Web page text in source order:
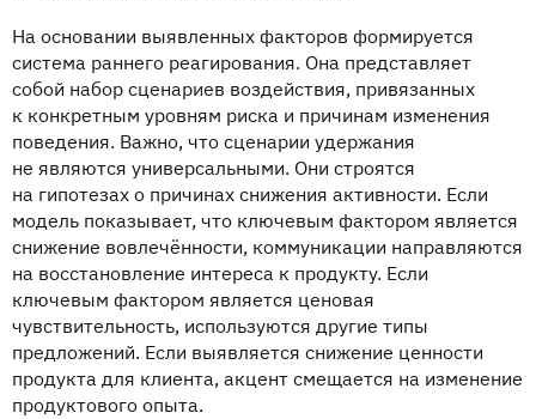
На основании выявленных факторов формируется
система раннего реагирования. Она представляет
собой набор сценариев воздействия, привязанных
к конкретным уровням риска и причинам изменения
поведения. Важно, что сценарии удержания
не являются универсальными. Они строятся
на гипотезах о причинах снижения активности. Если
модель показывает, что ключевым фактором является
снижение вовлечённости, коммуникации направляются
на восстановление интереса к продукту. Если
ключевым фактором является ценовая
чувствительность, используются другие типы
предложений. Если выявляется снижение ценности
продукта для клиента, акцент смещается на изменение
продуктового опыта.